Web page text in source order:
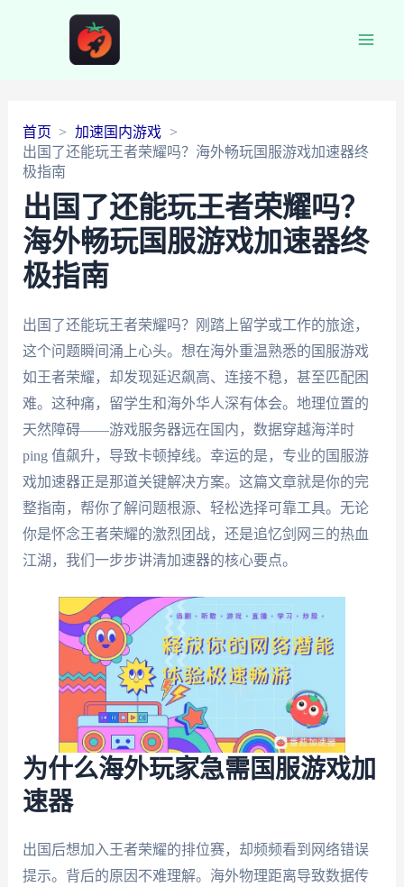
首页
加速国内游戏
出国了还能玩王者荣耀吗？海外畅玩国服游戏加速器终
极指南
出国了还能玩王者荣耀吗？
海外畅玩国服游戏加速器终
极指南
出国了还能玩王者荣耀吗？刚踏上留学或工作的旅途，
这个问题瞬间涌上心头。想在海外重温熟悉的国服游戏
如王者荣耀，却发现延迟飙高、连接不稳，甚至匹配困
难。这种痛，留学生和海外华人深有体会。地理位置的
天然障碍——游戏服务器远在国内，数据穿越海洋时
ping 值飙升，导致卡顿掉线。幸运的是，专业的国服游
戏加速器正是那道关键解决方案。这篇文章就是你的完
整指南，帮你了解问题根源、轻松选择可靠工具。无论
你是怀念王者荣耀的激烈团战，还是追忆剑网三的热血
江湖，我们一步步讲清加速器的核心要点。
为什么海外玩家急需国服游戏加
速器
出国后想加入王者荣耀的排位赛，却频频看到网络错误
提示。背后的原因不难理解。海外物理距离导致数据传